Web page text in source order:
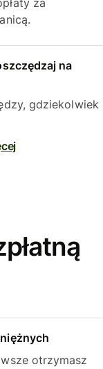
za
na
gdziekolwiek
otrzymasz